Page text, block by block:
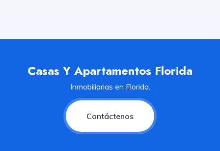
Casas Y Apartamentos Florida
Inmobiliarias en Florida.
Contáctenos